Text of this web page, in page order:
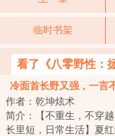
临时书架
看了《八零野性：
冷面首长野又强，一言
床
作者：乾坤炫术
简介：【不重生，不穿
长里短，日常生活】夏